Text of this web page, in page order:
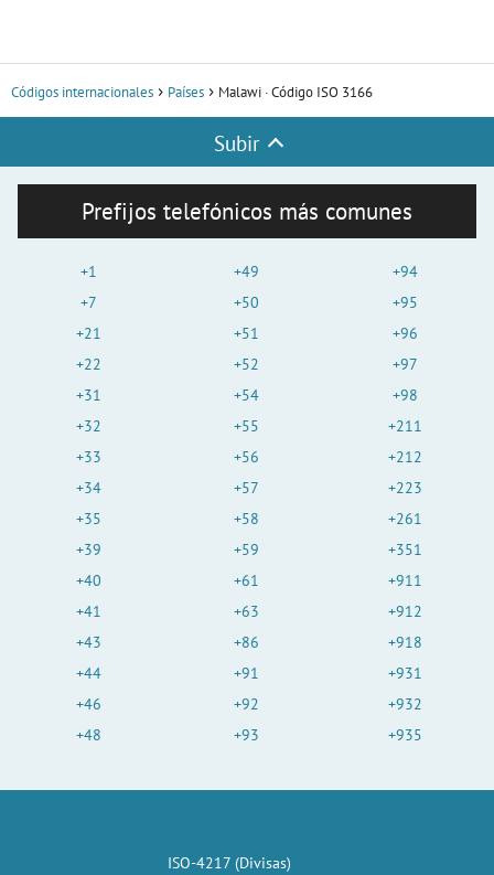
Códigos internacionales Países Malawi · Código ISO 3166
Subir
Prefijos telefónicos más comunes
+1
+7
+21
+22
+31
+32
+33
+34
+35
+39
+40
+41
+43
+44
+46
+48
+49
+50
+51
+52
+54
+55
+56
+57
+58
+59
+61
+63
+86
+91
+92
+93
+94
+95
+96
+97
+98
+211
+212
+223
+261
+351
+911
+912
+918
+931
+932
+935
ISO-4217 (Divisas)